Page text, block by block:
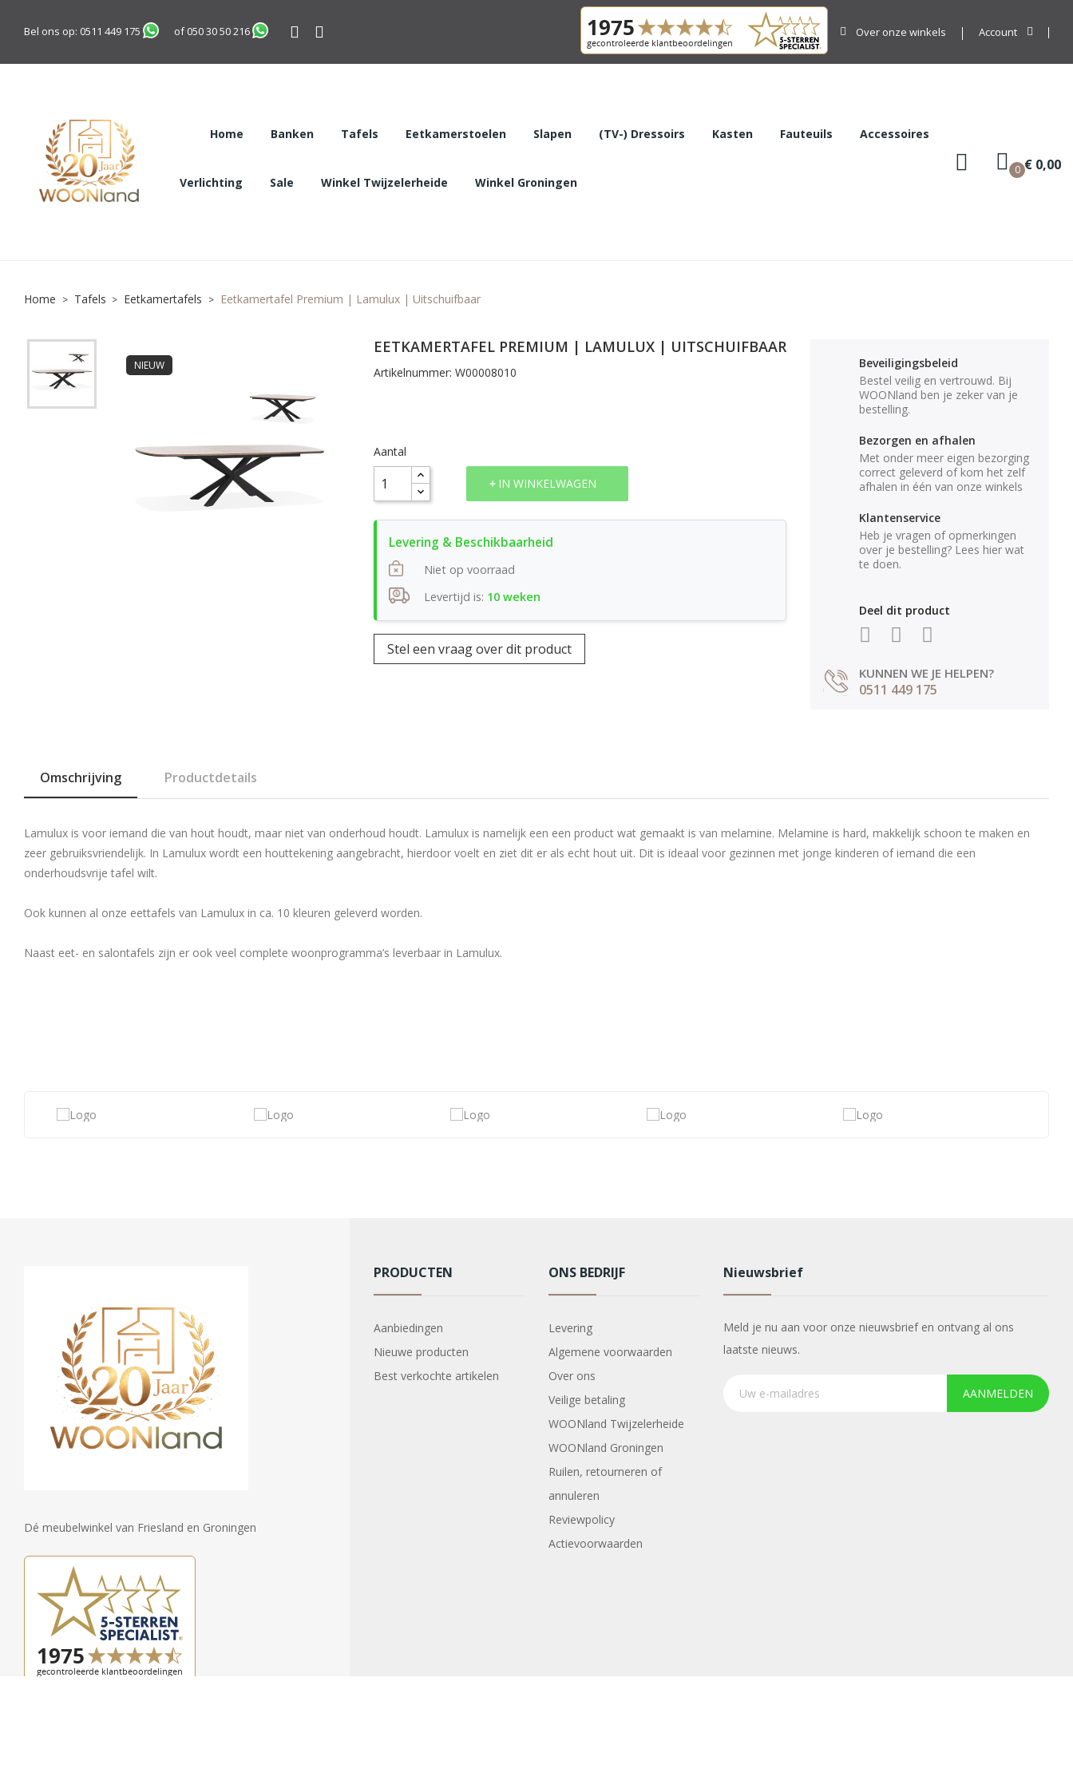
Bel ons op: 0511 449 175 of050 30 50 216 Over onze winkels Account
Home Banken Tafels Eetkamerstoelen Slapen (TV-) Dressoirs Kasten Fauteuils Accessoires
Verlichting Sale Winkel Twijzelerheide Winkel Groningen
0 € 0,00
Home Tafels Eetkamertafels Eetkamertafel Premium | Lamulux | Uitschuifbaar
NIEUW
EETKAMERTAFEL PREMIUM | LAMULUX | UITSCHUIFBAAR
Artikelnummer: W00008010
Aantal
IN WINKELWAGEN
Niet op voorraad
Levertijd is: 10 weken
Stel een vraag over dit product
Beveiligingsbeleid
Bestel veilig en vertrouwd. Bij
WOONland ben je zeker van je
bestelling.
Bezorgen en afhalen
Met onder meer eigen bezorging
correct geleverd of kom het zelf
afhalen in één van onze winkels
Klantenservice
Heb je vragen of opmerkingen
over je bestelling? Lees hier wat
te doen.
Deel dit product
KUNNEN WE JE HELPEN?
0511 449 175
Omschrijving Productdetails
Lamulux is voor iemand die van hout houdt, maar niet van onderhoud houdt. Lamulux is namelijk een een product wat gemaakt is van melamine. Melamine is hard, makkelijk schoon te maken en
zeer gebruiksvriendelijk. In Lamulux wordt een houttekening aangebracht, hierdoor voelt en ziet dit er als echt hout uit. Dit is ideaal voor gezinnen met jonge kinderen of iemand die een
onderhoudsvrije tafel wilt.
Ook kunnen al onze eettafels van Lamulux in ca. 10 kleuren geleverd worden.
Naast eet- en salontafels zijn er ook veel complete woonprogramma’s leverbaar in Lamulux.
Dé meubelwinkel van Friesland en Groningen
PRODUCTEN
Aanbiedingen
Nieuwe producten
Best verkochte artikelen
ONS BEDRIJF
Levering
Algemene voorwaarden
Over ons
Veilige betaling
WOONland Twijzelerheide
WOONland Groningen
Ruilen, retourneren of
annuleren
Reviewpolicy
Actievoorwaarden
Nieuwsbrief
Meld je nu aan voor onze nieuwsbrief en ontvang al ons
laatste nieuws.
AANMELDEN